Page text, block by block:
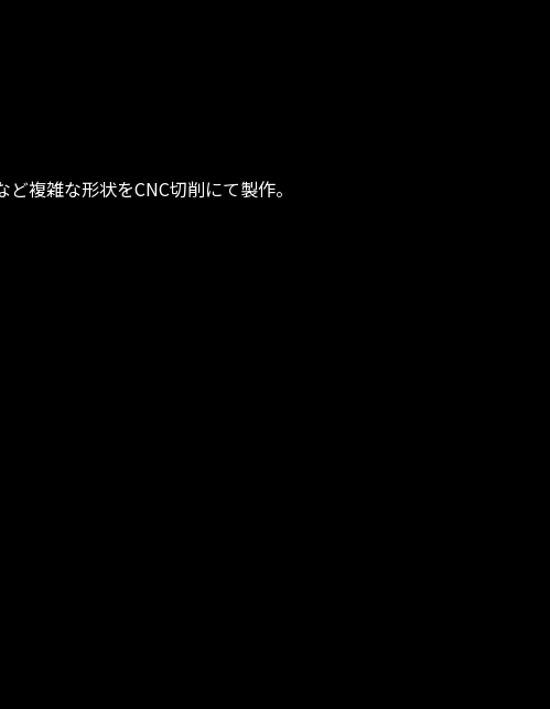
複雑な形状をCNC切削にて製作。